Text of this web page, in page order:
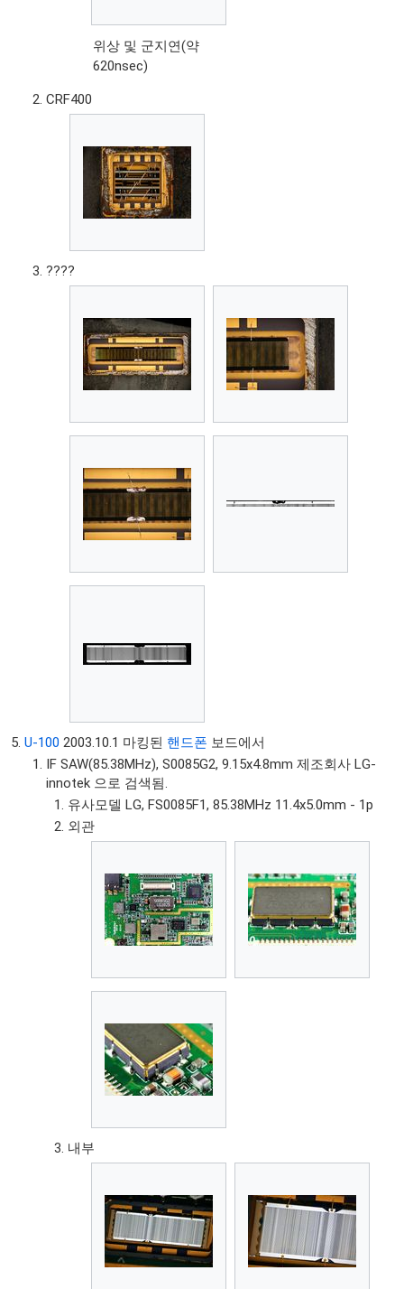
위상 및 군지연(약
620nsec)
CRF400
????
U-100 2003.10.1 마킹된 핸드폰 보드에서
IF SAW(85.38MHz), S0085G2, 9.15x4.8mm 제조회사 LG-
innotek 으로 검색됨.
유사모델 LG, FS0085F1, 85.38MHz 11.4x5.0mm - 1p
외관
내부